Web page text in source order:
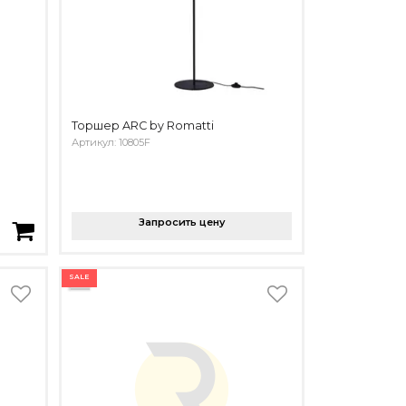
Торшер ARC by Romatti
Артикул: 10805F
Запросить цену
SALE